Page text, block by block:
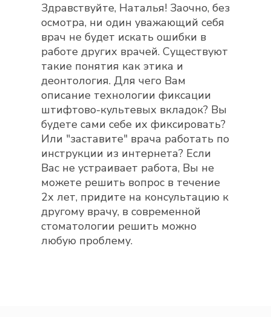
Здравствуйте, Наталья! Заочно, без
осмотра, ни один уважающий себя
врач не будет искать ошибки в
работе других врачей. Существуют
такие понятия как этика и
деонтология. Для чего Вам
описание технологии фиксации
штифтово-культевых вкладок? Вы
будете сами себе их фиксировать?
Или "заставите" врача работать по
инструкции из интернета? Если
Вас не устраивает работа, Вы не
можете решить вопрос в течение
2х лет, придите на консультацию к
другому врачу, в современной
стоматологии решить можно
любую проблему.